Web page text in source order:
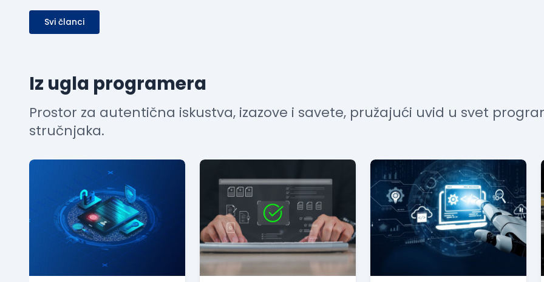
opterećenja baze
Svi članci
Iz ugla programera
Prostor za autentična iskustva, izazove i savete, pružajući uvid u svet
stručnjaka.